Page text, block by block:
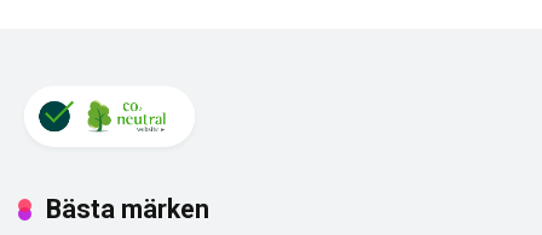
Bästa märken